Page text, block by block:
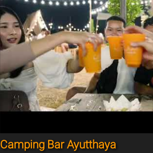
Camping Bar Ayutthaya